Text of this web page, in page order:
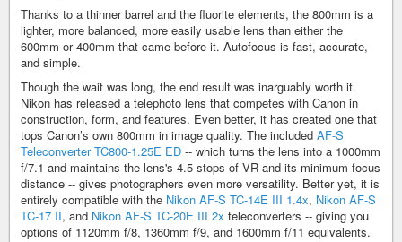
Thanks to a thinner barrel and the fluorite elements, the 800mm is a
lighter, more balanced, more easily usable lens than either the
600mm or 400mm that came before it. Autofocus is fast, accurate,
and simple.
Though the wait was long, the end result was inarguably worth it.
Nikon has released a telephoto lens that competes with Canon in
construction, form, and features. Even better, it has created one that
tops Canon’s own 800mm in image quality. The included AF-S
Teleconverter TC800-1.25E ED -- which turns the lens into a 1000mm
f/7.1 and maintains the lens's 4.5 stops of VR and its minimum focus
distance -- gives photographers even more versatility. Better yet, it is
entirely compatible with the Nikon AF-S TC-14E III 1.4x, Nikon AF-S
TC-17 II, and Nikon AF-S TC-20E III 2x teleconverters -- giving you
options of 1120mm f/8, 1360mm f/9, and 1600mm f/11 equivalents.